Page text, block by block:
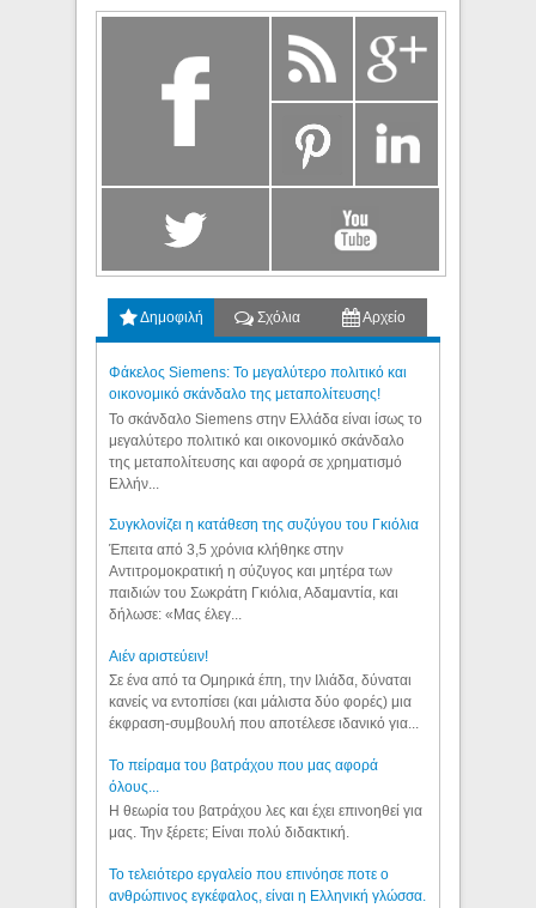
Δημοφιλή Σχόλια Αρχείο
Φάκελος Siemens: Το μεγαλύτερο πολιτικό και
οικονομικό σκάνδαλο της μεταπολίτευσης!
Το σκάνδαλο Siemens στην Ελλάδα είναι ίσως το
μεγαλύτερο πολιτικό και οικονομικό σκάνδαλο
της μεταπολίτευσης και αφορά σε χρηματισμό
Ελλήν...
Συγκλονίζει η κατάθεση της συζύγου του Γκιόλια
Έπειτα από 3,5 χρόνια κλήθηκε στην
Αντιτρομοκρατική η σύζυγος και μητέρα των
παιδιών του Σωκράτη Γκιόλια, Αδαμαντία, και
δήλωσε: «Μας έλεγ...
Aιέν αριστεύειν!
Σε ένα από τα Ομηρικά έπη, την Ιλιάδα, δύναται
κανείς να εντοπίσει (και μάλιστα δύο φορές) μια
έκφραση-συμβουλή που αποτέλεσε ιδανικό για...
Το πείραμα του βατράχου που μας αφορά
όλους...
Η θεωρία του βατράχου λες και έχει επινοηθεί για
μας. Την ξέρετε; Είναι πολύ διδακτική.
Το τελειότερο εργαλείο που επινόησε ποτε ο
ανθρώπινος εγκέφαλος, είναι η Ελληνική γλώσσα.